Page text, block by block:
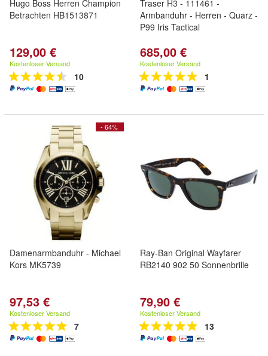
Hugo Boss Herren Champion
Betrachten HB1513871
129,00 €
Kostenloser Versand
10
Traser H3 - 111461 -
Armbanduhr - Herren - Quarz -
P99 Iris Tactical
685,00 €
Kostenloser Versand
1
- 64%
Damenarmbanduhr - Michael
Kors MK5739
97,53 €
Kostenloser Versand
7
Ray-Ban Original Wayfarer
RB2140 902 50 Sonnenbrille
79,90 €
Kostenloser Versand
13